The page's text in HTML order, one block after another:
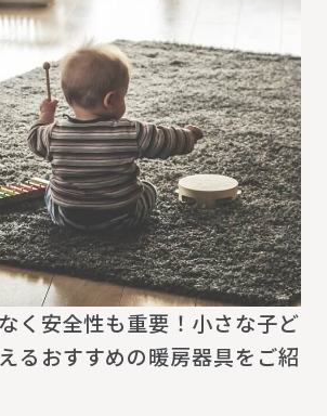
く安全性も重要！小さな子ど
るおすすめの暖房器具をご紹